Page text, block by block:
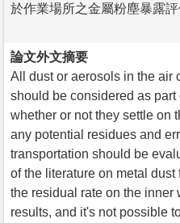
於作業場所之金屬粉塵暴露評
論文外文摘要
All dust or aerosols in the air
should be considered as
whether or not they settle on
any potential residues and
transportation should be
of the literature on metal
the residual rate on the inner
results, and it's not possible